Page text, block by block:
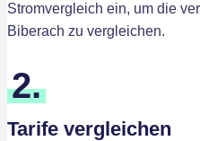
Stromvergleich ein, um die
Biberach zu vergleichen.
2.
Tarife vergleichen